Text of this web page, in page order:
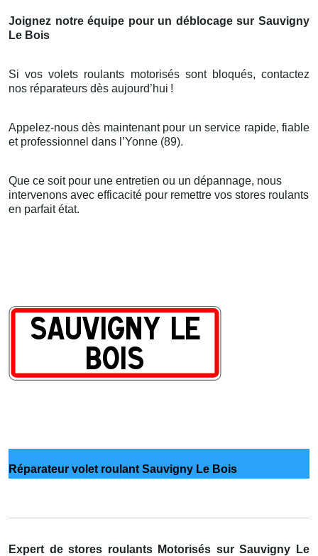
Joignez notre équipe pour un déblocage sur Sauvigny
Le Bois
Si vos volets roulants motorisés sont bloqués, contactez
nos réparateurs dès aujourd’hui !
Appelez-nous dès maintenant pour un service rapide, fiable
et professionnel dans l’Yonne (89).
Que ce soit pour une entretien ou un dépannage, nous
intervenons avec efficacité pour remettre vos stores roulants
en parfait état.
Réparateur volet roulant Sauvigny Le Bois
Expert de stores roulants Motorisés sur Sauvigny Le